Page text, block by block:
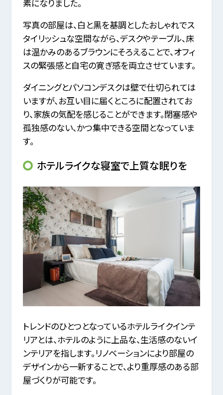
素になりました。
写真の部屋は、白と黒を基調としたおしゃれでス
タイリッシュな空間ながら、デスクやテーブル、床
は温かみのあるブラウンにそろえることで、オフィ
スの緊張感と自宅の寛ぎ感を両立させています。
ダイニングとパソコンデスクは壁で仕切られては
いますが、お互い目に届くところに配置されてお
り、家族の気配を感じることができます。閉塞感や
孤独感のない、かつ集中できる空間となっていま
す。
ホテルライクな寝室で上質な眠りを
トレンドのひとつとなっているホテルライクインテ
リアとは、ホテルのように上品な、生活感のないイ
ンテリアを指します。リノベーションにより部屋の
デザインから一新することで、より重厚感のある部
屋づくりが可能です。